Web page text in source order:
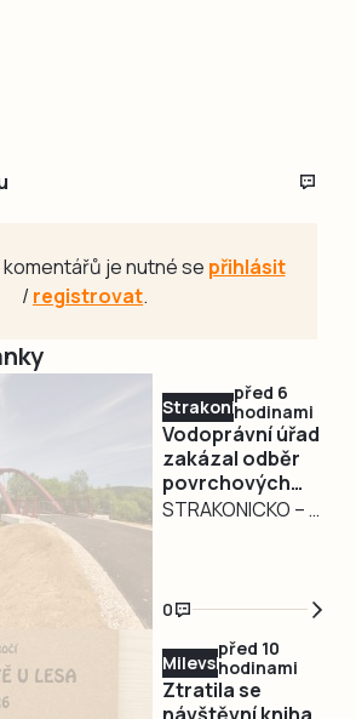
komentářů je nutné se přihlásit
/registrovat.
Strakonicko
před 6
hodinami
Vodoprávní úřad
zakázal odběr
povrchových
vod na
STRAKONICKO – V
hydrologické
podmínky vydal
Městský úřad
Strakonice
opatření obecné
0
Milevsko
před 10
hodinami
Ztratila se